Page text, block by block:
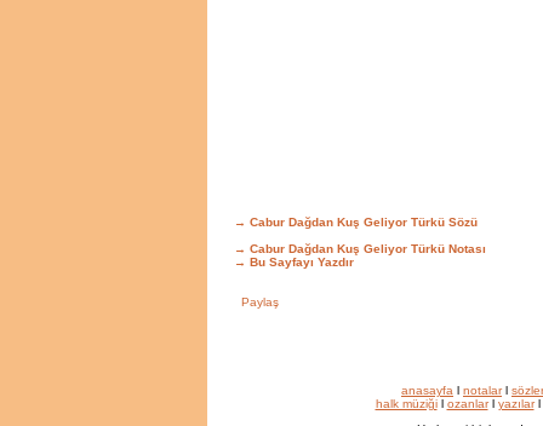
→ Cabur Dağdan Kuş Geliyor Türkü Sözü
→ Cabur Dağdan Kuş Geliyor Türkü Notası
→ Bu Sayfayı Yazdır
anasayfa l notalarl sözler
halk müziğil ozanlarl yazılarl